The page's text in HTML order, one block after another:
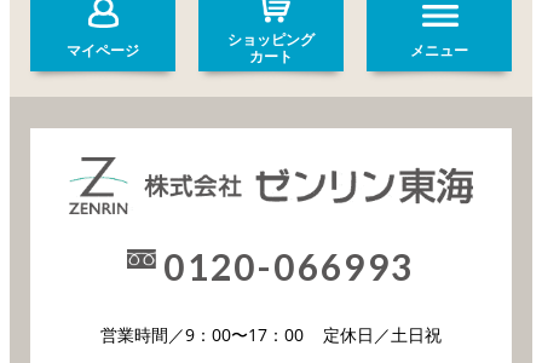
マイページ
ショッピング
カート
メニュー
0120-066993
営業時間／9：00〜17：00 定休日／土日祝